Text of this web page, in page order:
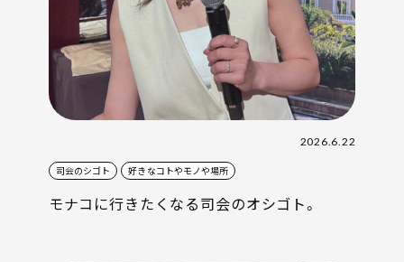
司会のシゴト 好きなコトやモノや場所
2026.6.22
モナコに行きたくなる司会のオシゴト。